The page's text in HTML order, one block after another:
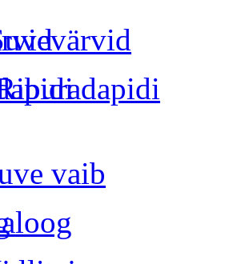
vaib